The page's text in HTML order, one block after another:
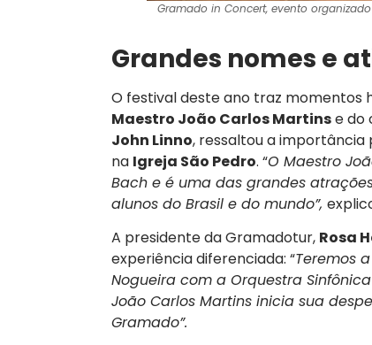
Gramado in Concert, evento
Grandes nomes e
O festival deste ano traz momentos
Maestro João Carlos Martinse do
John Linno, ressaltou a
na Igreja São Pedro. “O Maestro
Bach e é uma das grandes
alunos do Brasil e do mundo”,
A presidente da Gramadotur, Rosa
experiência diferenciada: “Teremos
Nogueira com a Orquestra
João Carlos Martins inicia sua
Gramado”.